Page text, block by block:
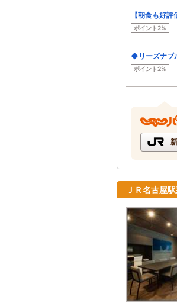
【朝食も好
ポイント2%
◆リーズナブ
ポイント2%
ＪＲ名古屋